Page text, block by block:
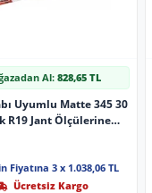
Al:828,65 TL
Uyumlu Matte 345 30
R19 Jant Ölçülerine
Fiyatına 3 x 1.038,06 TL
Ücretsiz Kargo